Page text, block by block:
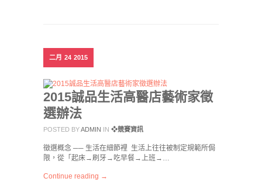
二月 24 2015
2015誠品生活高醫店藝術家徵
選辦法
POSTED BYADMIN IN ❖競賽資訊
徵選概念 ── 生活在細節裡 生活上往往被制定規範所侷
限，從「起床→刷牙→吃早餐→上班→…
Continue reading →